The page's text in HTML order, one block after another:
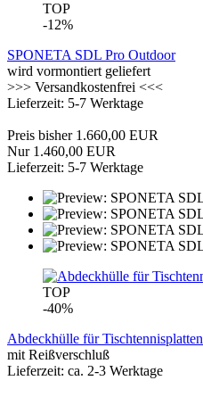
TOP
-12%
SPONETA SDL Pro Outdoor
wird vormontiert geliefert
>>> Versandkostenfrei <<<
Lieferzeit: 5-7 Werktage
Preis bisher 1.660,00 EUR
Nur 1.460,00 EUR
Lieferzeit: 5-7 Werktage
TOP
-40%
Abdeckhülle für Tischtennisplatten
mit Reißverschluß
Lieferzeit: ca. 2-3 Werktage